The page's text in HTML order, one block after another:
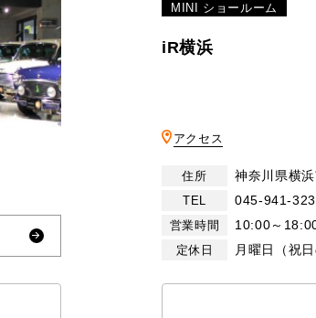
MINI ショールーム
iR横浜
アクセス
住所 神奈川県横
TEL 045-941-
営業時間 10:00～
定休日 月曜日（祝